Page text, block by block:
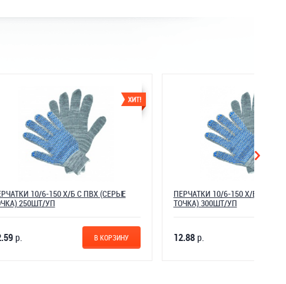
ПВХ (СЕРЫЕ
В КОРЗИНУ
ПЕРЧАТКИ 10/6-150 Х/Б С ПВХ (СЕРЫЕ
12.88р. В КОРЗИНУ